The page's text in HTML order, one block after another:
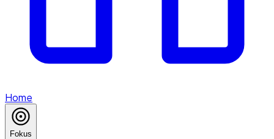
Home
Fokus